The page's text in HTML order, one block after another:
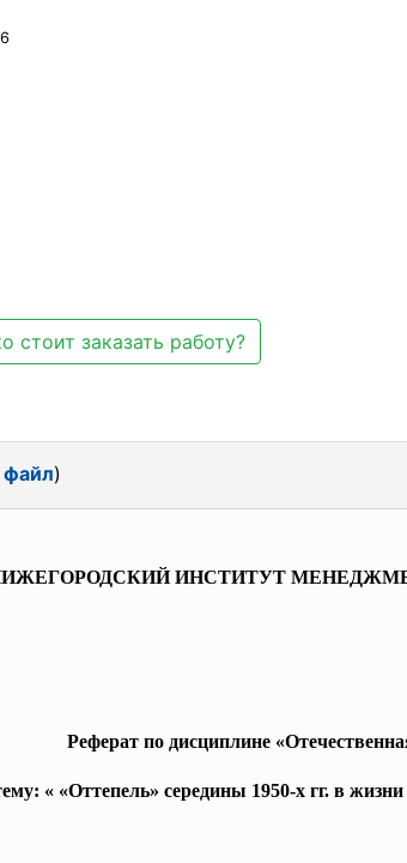
стоит заказать работу?
файл)
ИНСТИТУТ
Реферат по дисциплине
« «Оттепель» середины 1950-х гг. в жизни